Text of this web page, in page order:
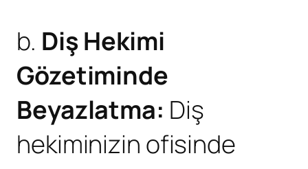
b. Diş Hekimi
Gözetiminde
Beyazlatma: Diş
hekiminizin ofisinde